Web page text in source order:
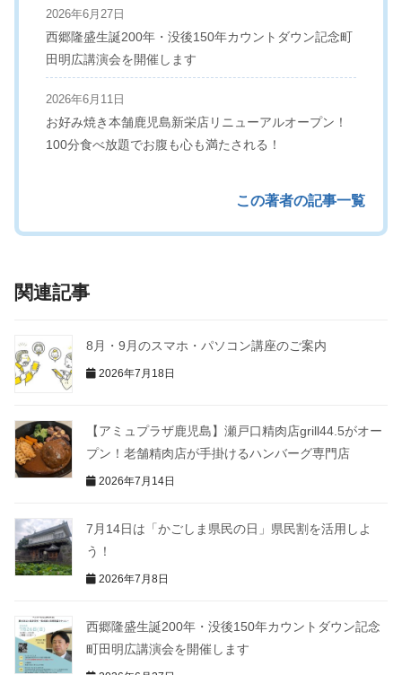
2026年6月27日
西郷隆盛生誕200年・没後150年カウントダウン記念町
田明広講演会を開催します
2026年6月11日
お好み焼き本舗鹿児島新栄店リニューアルオープン！
100分食べ放題でお腹も心も満たされる！
この著者の記事一覧
関連記事
8月・9月のスマホ・パソコン講座のご案内
2026年7月18日
【アミュプラザ鹿児島】瀬戸口精肉店grill44.5がオー
プン！老舗精肉店が手掛けるハンバーグ専門店
2026年7月14日
7月14日は「かごしま県民の日」県民割を活用しよ
う！
2026年7月8日
西郷隆盛生誕200年・没後150年カウントダウン記念
町田明広講演会を開催します